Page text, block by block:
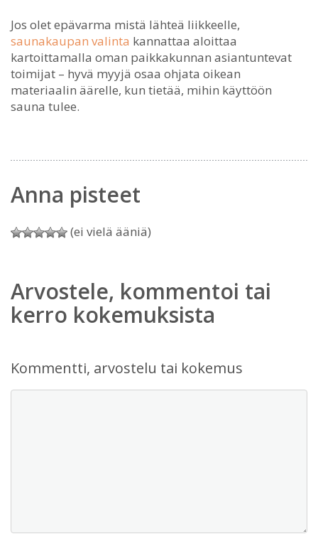
Jos olet epävarma mistä lähteä liikkeelle,
saunakaupan valinta kannattaa aloittaa
kartoittamalla oman paikkakunnan asiantuntevat
toimijat – hyvä myyjä osaa ohjata oikean
materiaalin äärelle, kun tietää, mihin käyttöön
sauna tulee.
Anna pisteet
(ei vielä ääniä)
Arvostele, kommentoi tai
kerro kokemuksista
Kommentti, arvostelu tai kokemus